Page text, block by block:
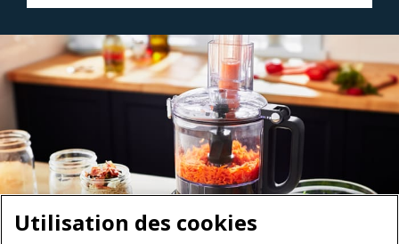
Utilisation des cookies